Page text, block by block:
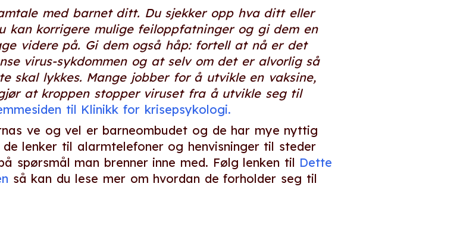
med barnet ditt. Du sjekker opp hva ditt eller
kan korrigere mulige feiloppfatninger og gi dem en
videre på. Gi dem også håp: fortell at nå er det
virus-sykdommen og at selv om det er alvorlig så
skal lykkes. Mange jobber for å utvikle en vaksine,
at kroppen stopper viruset fra å utvikle seg til
til Klinikk for krisepsykologi.
ve og vel er barneombudet og de har mye nyttig
lenker til alarmtelefoner og henvisninger til steder
spørsmål man brenner inne med. Følg lenken til Dette
så kan du lese mer om hvordan de forholder seg til